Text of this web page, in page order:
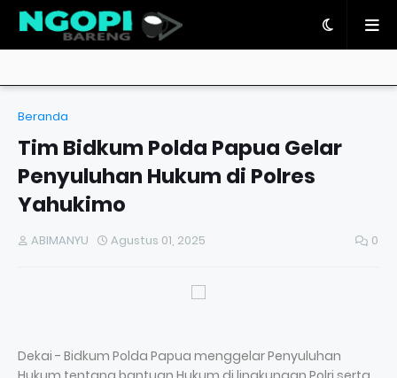
Beranda
Tim Bidkum Polda Papua Gelar
Penyuluhan Hukum di Polres
Yahukimo
ABIMANYU Agustus 01, 2025 0
Dekai - Bidkum Polda Papua menggelar Penyuluhan